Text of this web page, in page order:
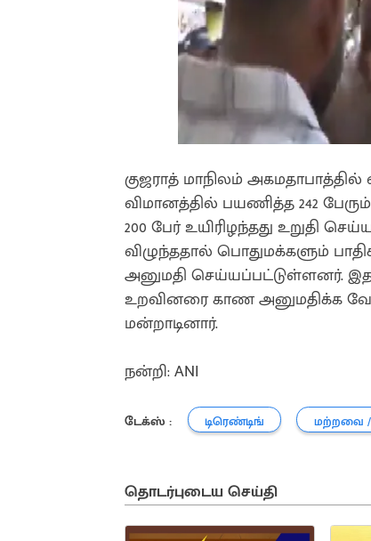
குஜராத் மாநிலம்
விமானத்தில் பயணித்த 242
200 பேர் உயிரிழந்தது உறுதி
விழுந்ததால் பொதுமக்களும்
அனுமதி செய்யப்பட்டுள்ளனர்.
உறவினரை காண அனுமதிக்க
மன்றாடினார்.
நன்றி: ANI
டேக்ஸ் : டிரெண்டிங் மற்றவை
தொடர்புடைய செய்தி